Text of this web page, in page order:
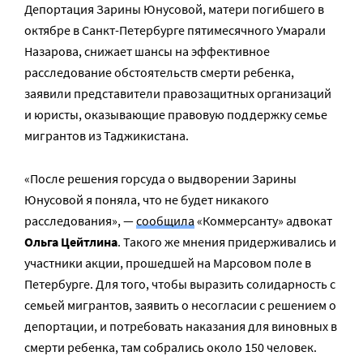
Депортация Зарины Юнусовой, матери погибшего в
октябре в Санкт-Петербурге пятимесячного Умарали
Назарова, снижает шансы на эффективное
расследование обстоятельств смерти ребенка,
заявили представители правозащитных организаций
и юристы, оказывающие правовую поддержку семье
мигрантов из Таджикистана.
«После решения горсуда о выдворении Зарины
Юнусовой я поняла, что не будет никакого
расследования», —сообщила«Коммерсанту» адвокат
Ольга Цейтлина. Такого же мнения придерживались и
участники акции, прошедшей на Марсовом поле в
Петербурге. Для того, чтобы выразить солидарность с
семьей мигрантов, заявить о несогласии с решением о
депортации, и потребовать наказания для виновных в
смерти ребенка, там собрались около 150 человек.